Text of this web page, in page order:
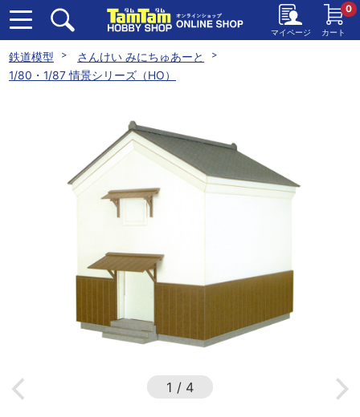
マイページ カート
0
鉄道模型
さんけい みにちゅあーと
1/80・1/87 情景シリーズ（HO）
1 / 4